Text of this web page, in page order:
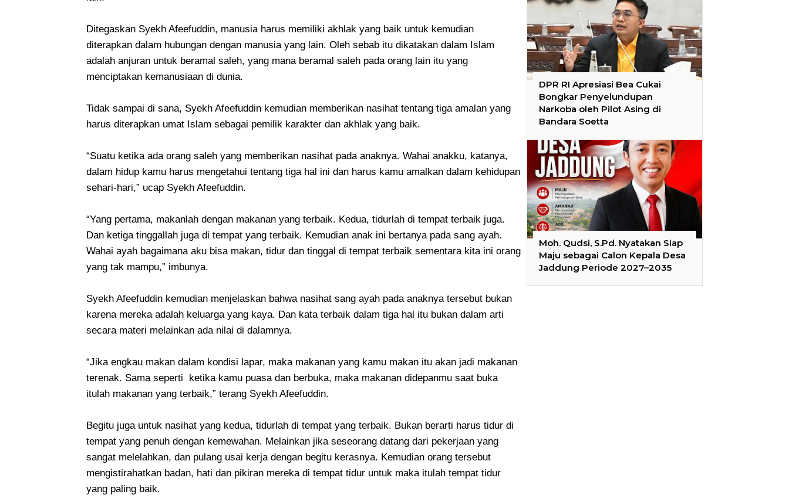
Ditegaskan Syekh Afeefuddin, manusia harus memiliki akhlak yang baik untuk kemudian
diterapkan dalam hubungan dengan manusia yang lain. Oleh sebab itu dikatakan dalam Islam
adalah anjuran untuk beramal saleh, yang mana beramal saleh pada orang lain itu yang
menciptakan kemanusiaan di dunia.
Tidak sampai di sana, Syekh Afeefuddin kemudian memberikan nasihat tentang tiga amalan yang
harus diterapkan umat Islam sebagai pemilik karakter dan akhlak yang baik.
“Suatu ketika ada orang saleh yang memberikan nasihat pada anaknya. Wahai anakku, katanya,
dalam hidup kamu harus mengetahui tentang tiga hal ini dan harus kamu amalkan dalam kehidupan
sehari-hari,” ucap Syekh Afeefuddin.
“Yang pertama, makanlah dengan makanan yang terbaik. Kedua, tidurlah di tempat terbaik juga.
Dan ketiga tinggallah juga di tempat yang terbaik. Kemudian anak ini bertanya pada sang ayah.
Wahai ayah bagaimana aku bisa makan, tidur dan tinggal di tempat terbaik sementara kita ini orang
yang tak mampu,” imbunya.
Syekh Afeefuddin kemudian menjelaskan bahwa nasihat sang ayah pada anaknya tersebut bukan
karena mereka adalah keluarga yang kaya. Dan kata terbaik dalam tiga hal itu bukan dalam arti
secara materi melainkan ada nilai di dalamnya.
“Jika engkau makan dalam kondisi lapar, maka makanan yang kamu makan itu akan jadi makanan
terenak. Sama seperti ketika kamu puasa dan berbuka, maka makanan didepanmu saat buka
itulah makanan yang terbaik,” terang Syekh Afeefuddin.
Begitu juga untuk nasihat yang kedua, tidurlah di tempat yang terbaik. Bukan berarti harus tidur di
tempat yang penuh dengan kemewahan. Melainkan jika seseorang datang dari pekerjaan yang
sangat melelahkan, dan pulang usai kerja dengan begitu kerasnya. Kemudian orang tersebut
mengistirahatkan badan, hati dan pikiran mereka di tempat tidur untuk maka itulah tempat tidur
yang paling baik.
DPR RI Apresiasi Bea Cukai
Bongkar Penyelundupan
Narkoba oleh Pilot Asing di
Bandara Soetta
Moh. Qudsi, S.Pd. Nyatakan Siap
Maju sebagai Calon Kepala Desa
Jaddung Periode 2027–2035